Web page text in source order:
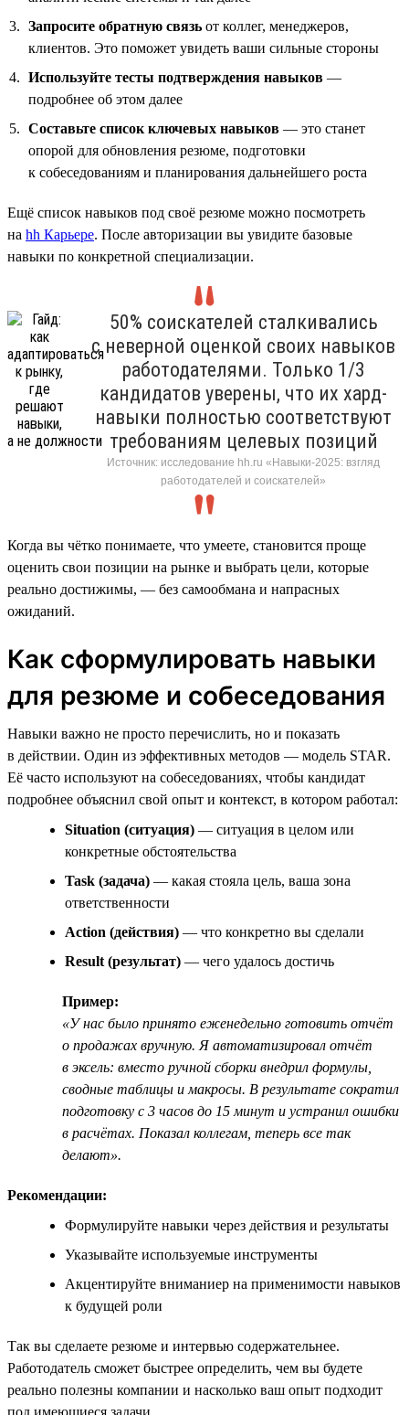
Запросите обратную связь от коллег, менеджеров,
клиентов. Это поможет увидеть ваши сильные стороны
Используйте тесты подтверждения навыков —
подробнее об этом далее
Составьте список ключевых навыков — это станет
опорой для обновления резюме, подготовки
к собеседованиям и планирования дальнейшего роста
Ещё список навыков под своё резюме можно посмотреть
на hh Карьере. После авторизации вы увидите базовые
навыки по конкретной специализации.
50% соискателей сталкивались
с неверной оценкой своих навыков
работодателями. Только 1/3
кандидатов уверены, что их хард-
навыки полностью соответствуют
требованиям целевых позиций
Источник: исследование hh.ru «Навыки-2025: взгляд
работодателей и соискателей»
Когда вы чётко понимаете, что умеете, становится проще
оценить свои позиции на рынке и выбрать цели, которые
реально достижимы, — без самообмана и напрасных
ожиданий.
Как сформулировать навыки
для резюме и собеседования
Навыки важно не просто перечислить, но и показать
в действии. Один из эффективных методов — модель STAR.
Её часто используют на собеседованиях, чтобы кандидат
подробнее объяснил свой опыт и контекст, в котором работал:
Situation (ситуация) — ситуация в целом или
конкретные обстоятельства
Task (задача) — какая стояла цель, ваша зона
ответственности
Action (действия) — что конкретно вы сделали
Result (результат) — чего удалось достичь
Пример:
«У нас было принято еженедельно готовить отчёт
о продажах вручную. Я автоматизировал отчёт
в эксель: вместо ручной сборки внедрил формулы,
сводные таблицы и макросы. В результате сократил
подготовку с 3 часов до 15 минут и устранил ошибки
в расчётах. Показал коллегам, теперь все так
делают».
Рекомендации:
Формулируйте навыки через действия и результаты
Указывайте используемые инструменты
Акцентируйте вниманиер на применимости навыков
к будущей роли
Так вы сделаете резюме и интервью содержательнее.
Работодатель сможет быстрее определить, чем вы будете
реально полезны компании и насколько ваш опыт подходит
под имеющиеся задачи.